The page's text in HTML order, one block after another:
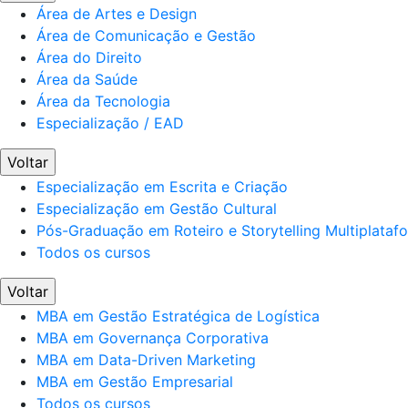
Área de Artes e Design
Área de Comunicação e Gestão
Área do Direito
Área da Saúde
Área da Tecnologia
Especialização / EAD
Voltar
Especialização em Escrita e Criação
Especialização em Gestão Cultural
Pós-Graduação em Roteiro e Storytelling
Todos os cursos
Voltar
MBA em Gestão Estratégica de Logística
MBA em Governança Corporativa
MBA em Data-Driven Marketing
MBA em Gestão Empresarial
Todos os cursos